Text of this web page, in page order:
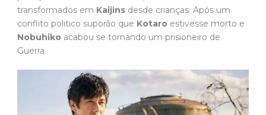
transformados em Kaijins desde crianças. Após um
conflito politico suporão que Kotaro estivesse morto e
Nobuhiko acabou se tornando um prisioneiro de
Guerra.